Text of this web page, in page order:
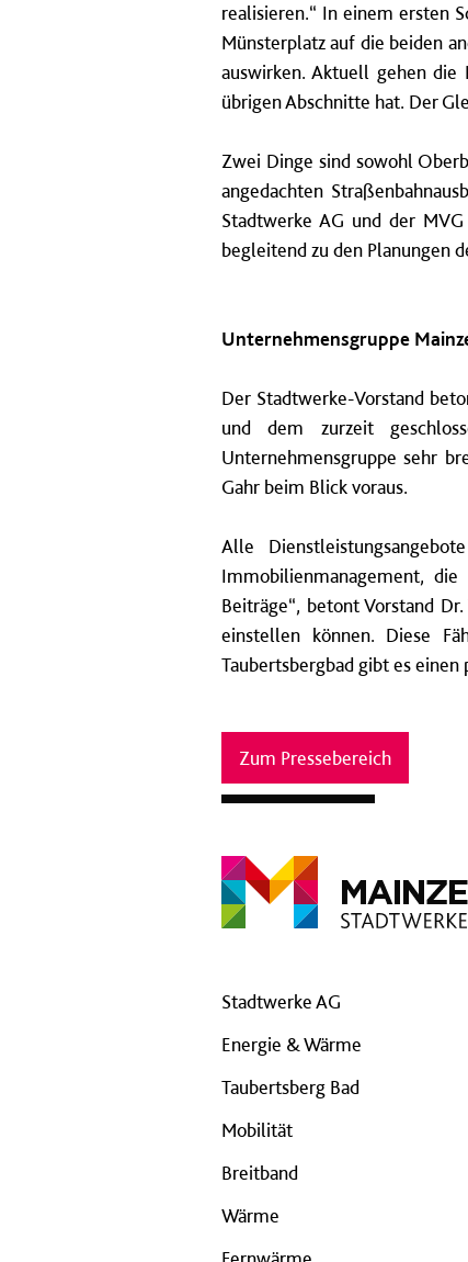
realisieren.“ In einem ersten
Münsterplatz auf die beiden
auswirken. Aktuell gehen die
übrigen Abschnitte hat. Der
Zwei Dinge sind sowohl
angedachten
Stadtwerke AG und der
begleitend zu den Planungen
Unternehmensgruppe
Der Stadtwerke-Vorstand
und dem zurzeit
Unternehmensgruppe sehr
Gahr beim Blick voraus.
Alle
Immobilienmanagement,
Beiträge“, betont Vorstand
einstellen können. Diese
Taubertsbergbad gibt es
Zum Pressebereich
Stadtwerke AG
Energie & Wärme
Taubertsberg Bad
Mobilität
Breitband
Wärme